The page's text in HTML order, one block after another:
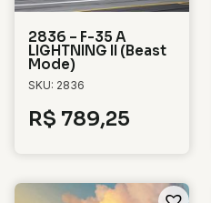
2836 – F-35 A
LIGHTNING II (Beast
Mode)
SKU: 2836
R$ 789,25